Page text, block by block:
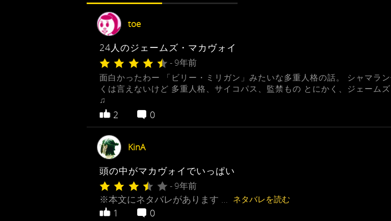
toe
24人のジェームズ・マカヴォイ
- 9年前
面白かったわー 「ビリー・ミリガン」みたいな多重人格の話。 シャマラ
くは言えないけど 多重人格、サイコパス、監禁もの とにかく、ジェーム
♫
2 0
KinA
頭の中がマカヴォイでいっぱい
- 9年前
※本文にネタバレがあります … ネタバレを読む
1 0